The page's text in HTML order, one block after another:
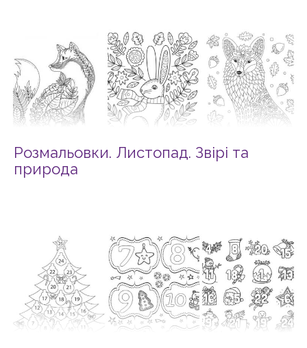
Розмальовки. Листопад. Звірі та
природа